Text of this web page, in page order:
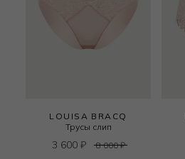
LOUISA BRACQ
Трусы слип
3 600 ₽ 8 000₽